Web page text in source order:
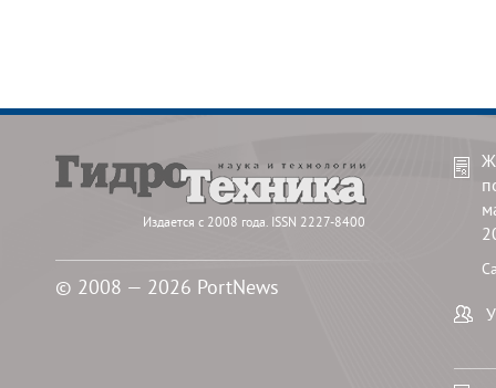
Издается с 2008 года. ISSN 2227-8400
© 2008 — 2026 PortNews